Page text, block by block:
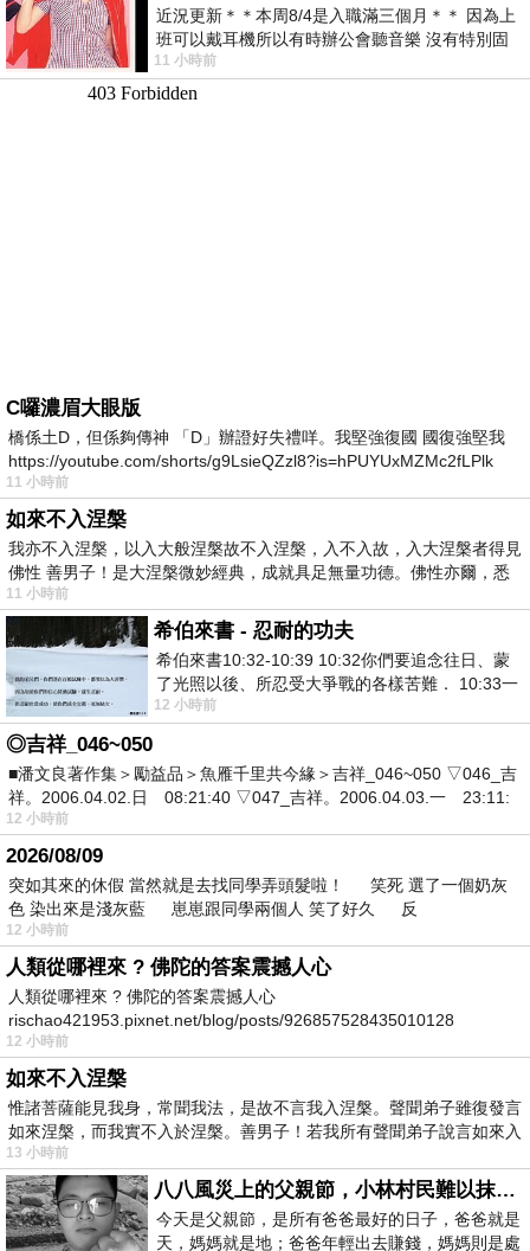
近況更新＊＊本周8/4是入職滿三個月＊＊ 因為上
班可以戴耳機所以有時辦公會聽音樂 沒有特別固
定哪天但就是一周某一天會固定聽'90
11 小時前
C囉濃眉大眼版
橋係土D，但係夠傳神 「D」辦證好失禮咩。我堅強復國 國復強堅我
https://youtube.com/shorts/g9LsieQZzl8?is=hPUYUxMZMc2fLPlk
11 小時前
如來不入涅槃
我亦不入涅槃，以入大般涅槃故不入涅槃，入不入故，入大涅槃者得見
佛性 善男子！是大涅槃微妙經典，成就具足無量功德。佛性亦爾，悉
11 小時前
希伯來書 - 忍耐的功夫
希伯來書10:32-10:39 10:32你們要追念往日、蒙
了光照以後、所忍受大爭戰的各樣苦難． 10:33一
面被毀謗、遭患難、成了戲景、叫眾人
12 小時前
◎吉祥_046~050
■潘文良著作集＞勵益品＞魚雁千里共今緣＞吉祥_046~050 ▽046_吉
祥。2006.04.02.日 08:21:40 ▽047_吉祥。2006.04.03.一 23:11:
12 小時前
2026/08/09
突如其來的休假 當然就是去找同學弄頭髮啦！ 笑死 選了一個奶灰
色 染出來是淺灰藍 崽崽跟同學兩個人 笑了好久 反
12 小時前
人類從哪裡來 ? 佛陀的答案震撼人心
人類從哪裡來 ? 佛陀的答案震撼人心
rischao421953.pixnet.net/blog/posts/926857528435010128
12 小時前
如來不入涅槃
惟諸菩薩能見我身，常聞我法，是故不言我入涅槃。聲聞弟子雖復發言
如來涅槃，而我實不入於涅槃。善男子！若我所有聲聞弟子說言如來入
13 小時前
八八風災上的父親節，小林村民難以抹滅的痛
今天是父親節，是所有爸爸最好的日子，爸爸就是
天，媽媽就是地；爸爸年輕出去賺錢，媽媽則是處